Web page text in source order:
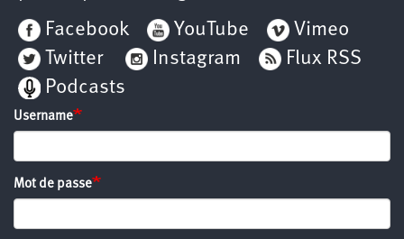
Facebook
YouTube
Vimeo
Twitter
Instagram
Flux RSS
Podcasts
Username
Mot de passe